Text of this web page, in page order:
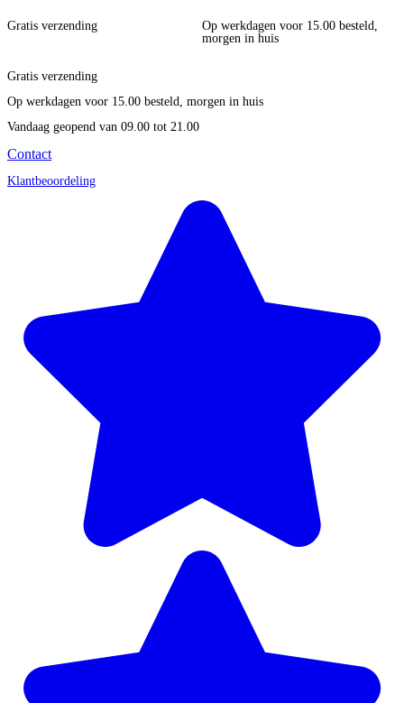
Gratis verzending
Op werkdagen voor 15.00 besteld,
morgen in huis
Gratis verzending
Op werkdagen voor 15.00 besteld, morgen in huis
Vandaag geopend van 09.00 tot 21.00
Contact
Klantbeoordeling